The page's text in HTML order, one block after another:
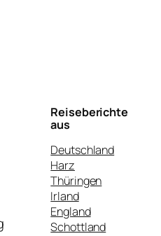
Reiseberichte
aus
Deutschland
Harz
Thüringen
Irland
England
Schottland